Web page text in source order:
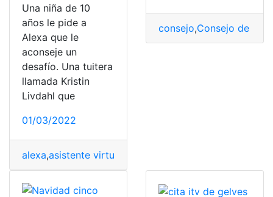
Una niña de 10
años le pide a
Alexa que le
aconseje un
desafío. Una tuitera
llamada Kristin
Livdahl que
01/03/2022
alexa,asistente virtual
consejo,Consejo de la